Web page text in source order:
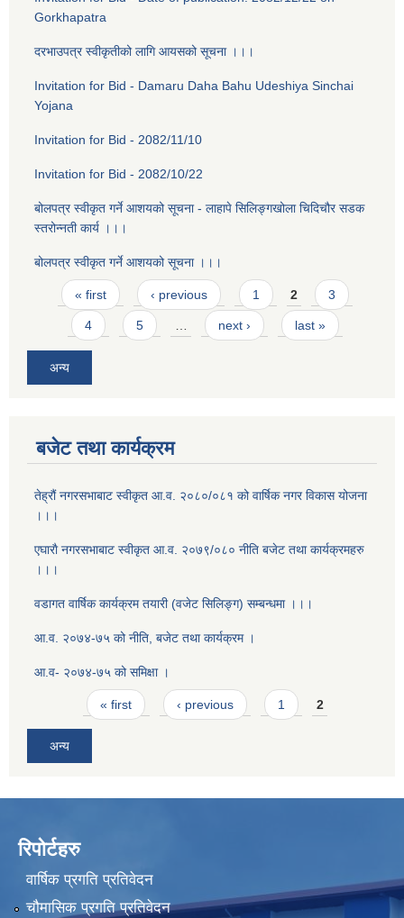
Gorkhapatra
दरभाउपत्र स्वीकृतीको लागि आयसको सूचना ।।।
Invitation for Bid - Damaru Daha Bahu Udeshiya Sinchai
Yojana
Invitation for Bid - 2082/11/10
Invitation for Bid - 2082/10/22
बोलपत्र स्वीकृत गर्ने आशयको सूचना - लाहापे सिलिङ्गखोला चिदिचौर सडक
स्तरोन्नती कार्य ।।।
बोलपत्र स्वीकृत गर्ने आशयको सूचना ।।।
Pages
« first ‹ previous 1 2 3
4 5 … next › last »
अन्य
बजेट तथा कार्यक्रम
तेह्रौं नगरसभाबाट स्वीकृत आ‍.व. २०८०/०८१ को वार्षिक नगर विकास योजना
।।।
एघाराै नगरसभाबाट स्वीकृत आ‍.व. २०७९/०८० नीति बजेट तथा कार्यक्रमहरु
।।।
वडागत वार्षिक कार्यक्रम तयारी (वजेट सिलिङ्ग) सम्बन्धमा ।।।
आ.व. २०७४-७५ को नीति, बजेट तथा कार्यक्रम ।
आ.व- २०७४-७५ को समिक्षा ।
Pages« first ‹ previous 1 2
अन्य
रिपोर्टहरु
वार्षिक प्रगति प्रतिवेदन
चौमासिक प्रगति प्रतिवेदन